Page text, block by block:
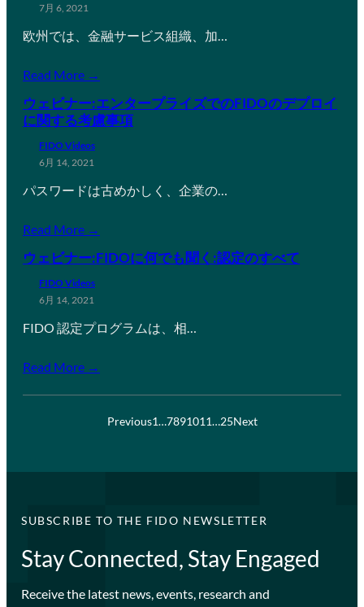
7月 6, 2021
欧州では、金融サービス組織、加…
Read More →
ウェビナー:エンタープライズでのFIDOのデプロイ
に関する考慮事項
FIDO Videos
6月 14, 2021
パスワードは古めかしく、企業の…
Read More →
ウェビナー:FIDOに何でも聞く:認定のすべて
FIDO Videos
6月 14, 2021
FIDO 認定プログラムは、相…
Read More →
Previous1…7891011…25Next
SUBSCRIBE TO THE FIDO NEWSLETTER
Stay Connected, Stay Engaged
Receive the latest news, events, research and